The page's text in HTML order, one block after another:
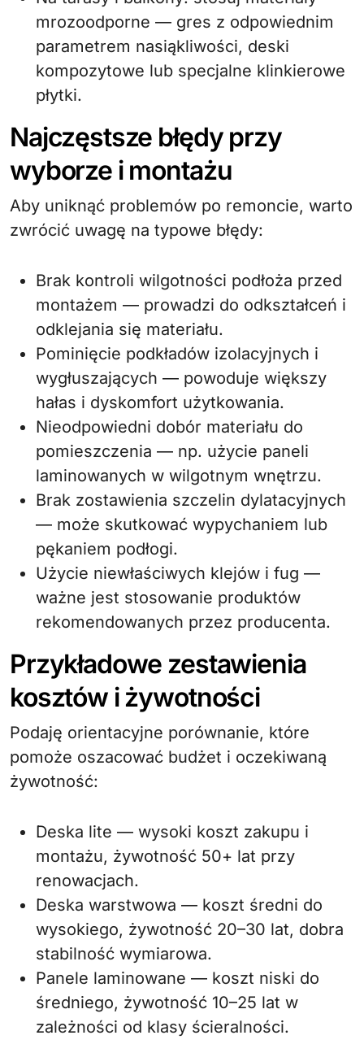
mrozoodporne — gres z odpowiednim
parametrem nasiąkliwości, deski
kompozytowe lub specjalne klinkierowe
płytki.
Najczęstsze błędy przy
wyborze i montażu
Aby uniknąć problemów po remoncie, warto
zwrócić uwagę na typowe błędy:
Brak kontroli wilgotności podłoża przed
montażem — prowadzi do odkształceń i
odklejania się materiału.
Pominięcie podkładów izolacyjnych i
wygłuszających — powoduje większy
hałas i dyskomfort użytkowania.
Nieodpowiedni dobór materiału do
pomieszczenia — np. użycie paneli
laminowanych w wilgotnym wnętrzu.
Brak zostawienia szczelin dylatacyjnych
— może skutkować wypychaniem lub
pękaniem podłogi.
Użycie niewłaściwych klejów i fug —
ważne jest stosowanie produktów
rekomendowanych przez producenta.
Przykładowe zestawienia
kosztów i żywotności
Podaję orientacyjne porównanie, które
pomoże oszacować budżet i oczekiwaną
żywotność:
Deska lite — wysoki koszt zakupu i
montażu, żywotność 50+ lat przy
renowacjach.
Deska warstwowa — koszt średni do
wysokiego, żywotność 20–30 lat, dobra
stabilność wymiarowa.
Panele laminowane — koszt niski do
średniego, żywotność 10–25 lat w
zależności od klasy ścieralności.